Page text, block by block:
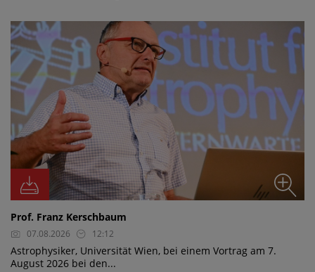
Prof. Franz Kerschbaum
07.08.2026 12:12
Astrophysiker, Universität Wien, bei einem Vortrag am 7.
August 2026 bei den...